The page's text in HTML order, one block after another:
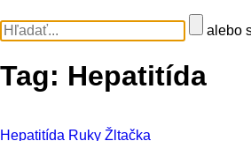
alebo
Tag: Hepatitída
Hepatitída Ruky Žltačka